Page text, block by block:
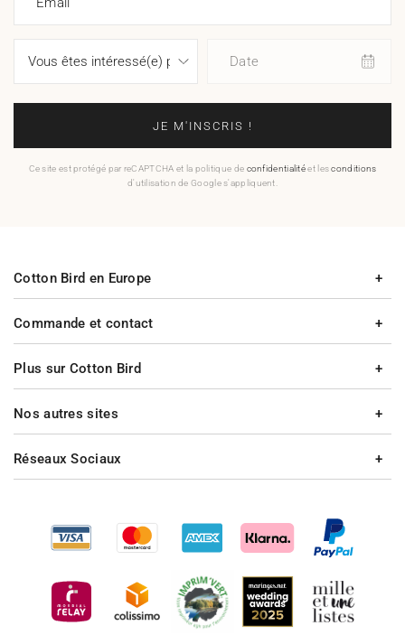
Date
JE M'INSCRIS !
Ce site est protégé par reCAPTCHA et la politique de confidentialitéet lesconditions
d'utilisation de Google s'appliquent.
Commande et contact
Plus sur Cotton Bird
Cotton Bird en Europe
Nos autres sites
Réseaux Sociaux